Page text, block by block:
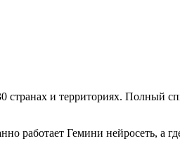
странах и территориях. Полный
работает Гемини нейросеть, а